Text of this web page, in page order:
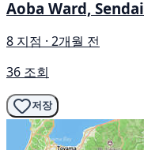
Aoba Ward, Sendai
8 지점 · 2개월 전
36 조회
저장